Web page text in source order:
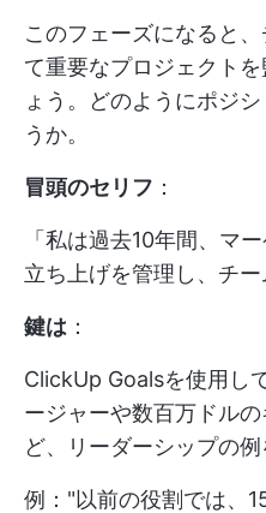
このフェーズになると
て重要なプロジェクト
ょう。どのようにポジ
うか。
冒頭のセリフ ：
「私は過去10年間、マ
立ち上げを管理し、チー
鍵は ：
ClickUp Goalsを使用し
ージャーや数百万ドル
ど、リーダーシップの例
例："以前の役割では、